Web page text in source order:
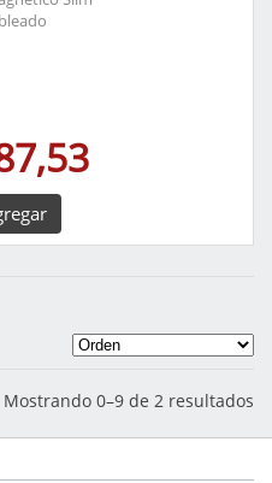
Mostrando 0–9 de 2 resultados